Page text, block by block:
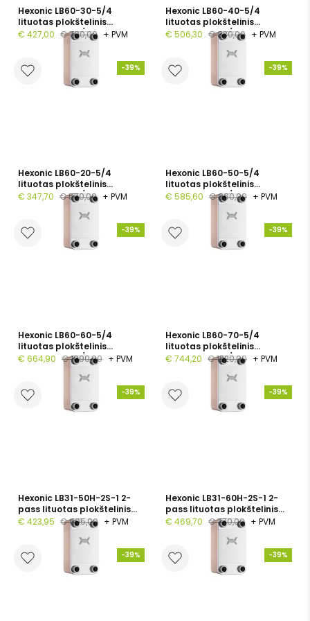
Hexonic LB60-30-5/4
lituotas plokštelinis
šilumokaitis, 5/4", 30
plokštelių, PN 30
€ 427,00 € 700,00 + PVM
Hexonic LB60-40-5/4
lituotas plokštelinis
šilumokaitis, 5/4", 40
plokštelių, PN 30
€ 506,30 € 830,00 + PVM
-39%
Hexonic LB60-20-5/4
lituotas plokštelinis
šilumokaitis, 5/4", 20
plokštelių, PN 30
€ 347,70 € 570,00 + PVM
-39%
Hexonic LB60-50-5/4
lituotas plokštelinis
šilumokaitis, 5/4", 50
plokštelių, PN 30
€ 585,60 € 960,00 + PVM
-39%
Hexonic LB60-60-5/4
lituotas plokštelinis
šilumokaitis, 5/4", 60
plokštelių, PN 30
€ 664,90 € 1090,00 + PVM
-39%
Hexonic LB60-70-5/4
lituotas plokštelinis
šilumokaitis, 5/4", 70
plokštelių, PN 30
€ 744,20 € 1220,00 + PVM
-39%
Hexonic LB31-50H-2S-1 2-
pass lituotas plokštelinis
šilumokaitis, 1", 50
plokštelių, PN 30
€ 423,95 € 695,00 + PVM
-39%
Hexonic LB31-60H-2S-1 2-
pass lituotas plokštelinis
šilumokaitis, 1", 60
plokštelių, PN 30
€ 469,70 € 770,00 + PVM
-39% -39%